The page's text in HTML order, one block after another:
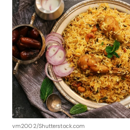
vm2002/Shutterstock.com